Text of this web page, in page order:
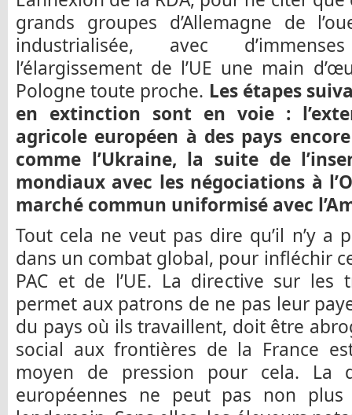
grands groupes d’Allemagne de
industrialisée, avec
l’élargissement de l’UE une main
Pologne toute proche. Les étapes
en extinction sont en voie :
agricole européen à des pays
comme l’Ukraine, la suite de
mondiaux avec les négociations à
marché commun uniformisé avec
Tout cela ne veut pas dire qu’il n’y a
dans un combat global, pour infléchir
PAC et de l’UE. La directive sur les
permet aux patrons de ne pas leur
du pays où ils travaillent, doit être
social aux frontières de la France
moyen de pression pour cela. La
européennes ne peut pas non